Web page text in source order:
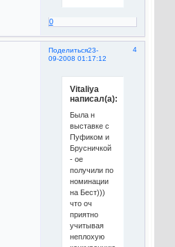
0
Поделиться 4
23-
09-2008 01:17:12
Vitaliya
написал(а):
Была н
выставке с
Пуфиком и
Брусничкой
- ое
получили по
номинации
на Бест)))
что оч
приятно
учитывая
неплохую